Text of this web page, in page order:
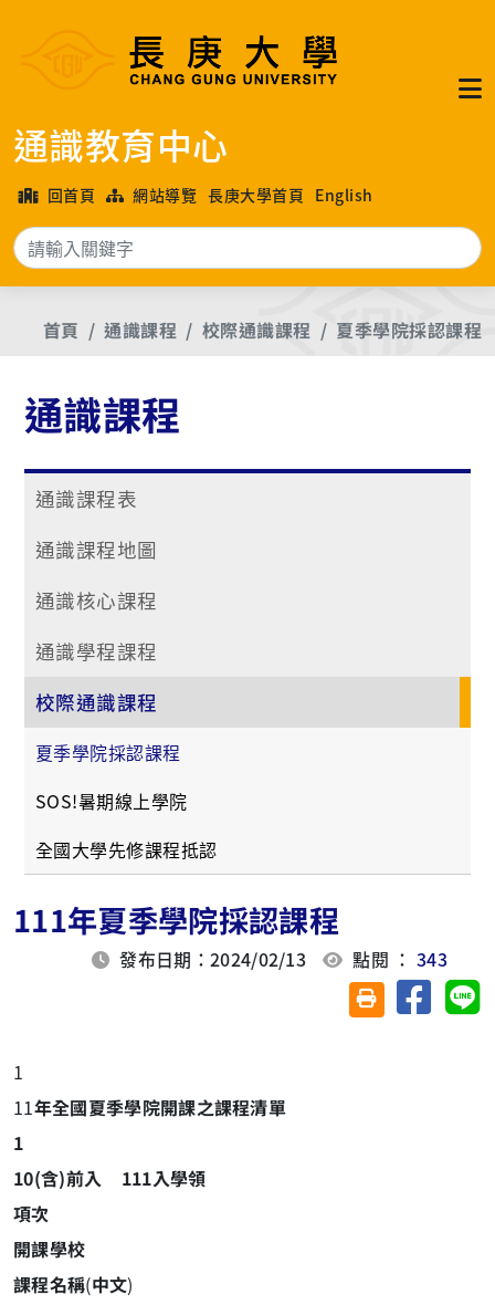
通識教育中心
回首頁 網站導覽 長庚大學首頁 English
搜尋
首頁 通識課程 校際通識課程 夏季學院採認課程
通識課程
通識課程表
通識課程地圖
通識核心課程
通識學程課程
校際通識課程
夏季學院採認課程
SOS!暑期線上學院
全國大學先修課程抵認
111年夏季學院採認課程
發布日期：2024/02/13 點閱 ：343
友善列印(另開視
分享至
1
11年全國夏季學院開課之課程清單
1
10(含)前入 111入學領
項次
開課學校
課程名稱(中文)